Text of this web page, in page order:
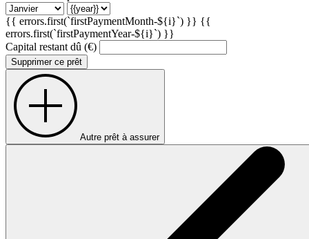
{{ errors.first(`firstPaymentMonth-${i}`) }} {{
errors.first(`firstPaymentYear-${i}`) }}
Capital restant dû (€)
Supprimer ce prêt
Autre prêt à assurer